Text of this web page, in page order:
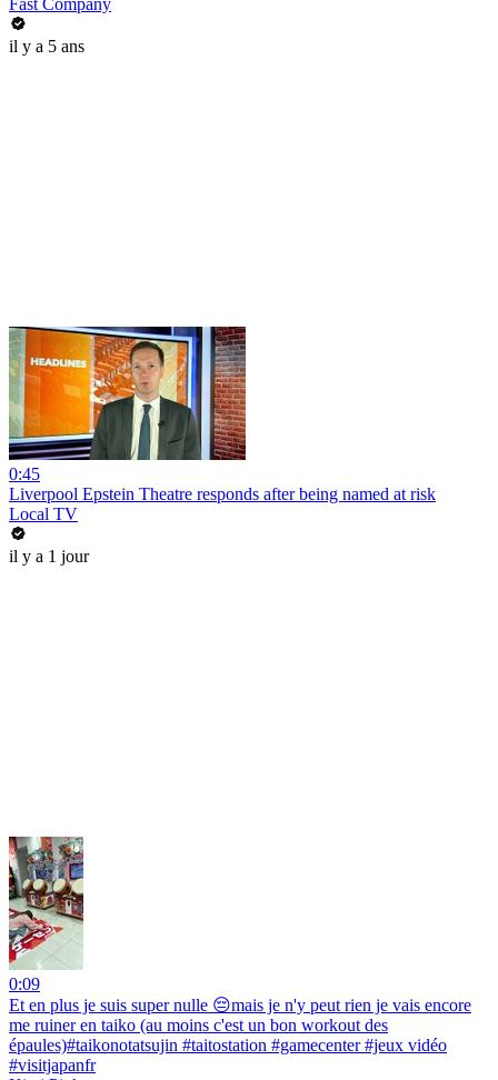
Fast Company
il y a 5 ans
0:45
Liverpool Epstein Theatre responds after being named at risk
Local TV
il y a 1 jour
0:09
Et en plus je suis super nulle 😔mais je n'y peut rien je vais encore
me ruiner en taiko (au moins c'est un bon workout des
épaules)#taikonotatsujin #taitostation #gamecenter #jeux vidéo
#visitjapanfr